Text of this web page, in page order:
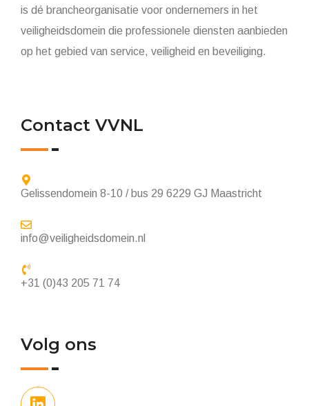
is dé brancheorganisatie voor ondernemers in het
veiligheidsdomein die professionele diensten aanbieden
op het gebied van service, veiligheid en beveiliging.
Contact VVNL
Gelissendomein 8-10 / bus 29 6229 GJ Maastricht
info@veiligheidsdomein.nl
+31 (0)43 205 71 74
Volg ons